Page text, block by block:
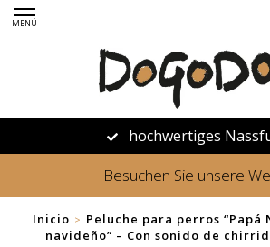
MENÚ
hochwertiges
Besuchen Sie unsere
Inicio > Peluche para perros “Papá
navideño” – Con sonido de